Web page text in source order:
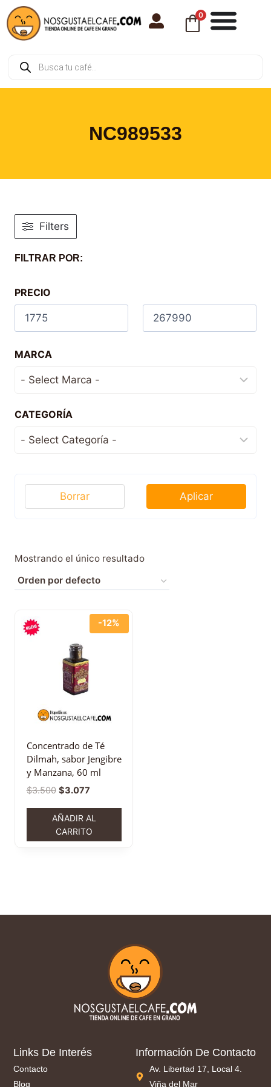
0
NC989533
Mostrando el único resultado
-12%
Concentrado de Té
Dilmah, sabor Jengibre
y Manzana, 60 ml
$3.500 $3.077
AÑADIR AL
CARRITO
Filters
FILTRAR POR:
PRECIO
MARCA
CATEGORÍA
Aplicar
Borrar
Links De Interés
Contacto
Blog
Información De Contacto
Av. Libertad 17, Local 4.
Viña del Mar